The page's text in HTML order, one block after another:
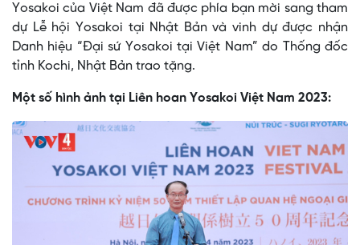
Yosakoi của Việt Nam đã được phía bạn mời sang tham
dự Lễ hội Yosakoi tại Nhật Bản và vinh dự được nhận
Danh hiệu “Đại sứ Yosakoi tại Việt Nam” do Thống đốc
tỉnh Kochi, Nhật Bản trao tặng.
Một số hình ảnh tại Liên hoan Yosakoi Việt Nam 2023: